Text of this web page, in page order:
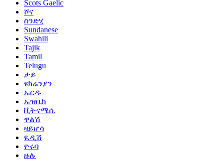
Scots Gaelic
ሾና
ስንድሂ
Sundanese
Swahili
Tajik
Tamil
Telugu
ታይ
ዩክሬንያን
ኡርዱ
ኡዝቤክ
ቪትናሜሴ
ዋልሽ
ዛይሆሳ
ዪዲሽ
ዮሩባ
ዙሉ